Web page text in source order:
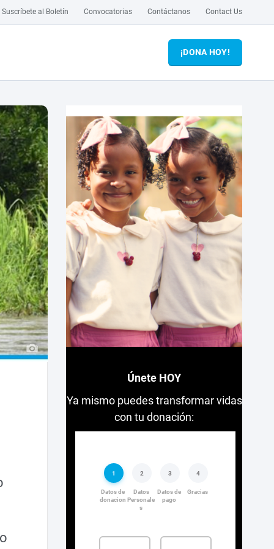
Suscríbete al Boletín Convocatorias Contáctanos Contact Us
¡DONA HOY!
Únete HOY
Ya mismo puedes transformar vidas
con tu donación: